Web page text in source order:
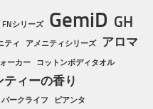
FNシリーズ GemiD GH
ティ アメニティシリーズ アロマ
ーカー コットンボディタオル
ティーの香り
パークライフ ピアンタ